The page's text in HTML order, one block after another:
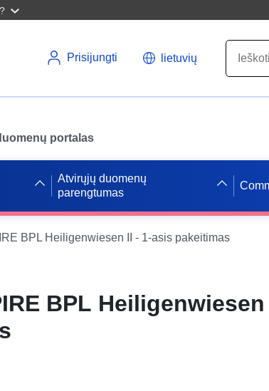
Prisijungti lietuvių
portalas
Atvirųjų duomenų
parengtumas
BPL Heiligenwiesen II - 1-asis pakeitimas
BPL